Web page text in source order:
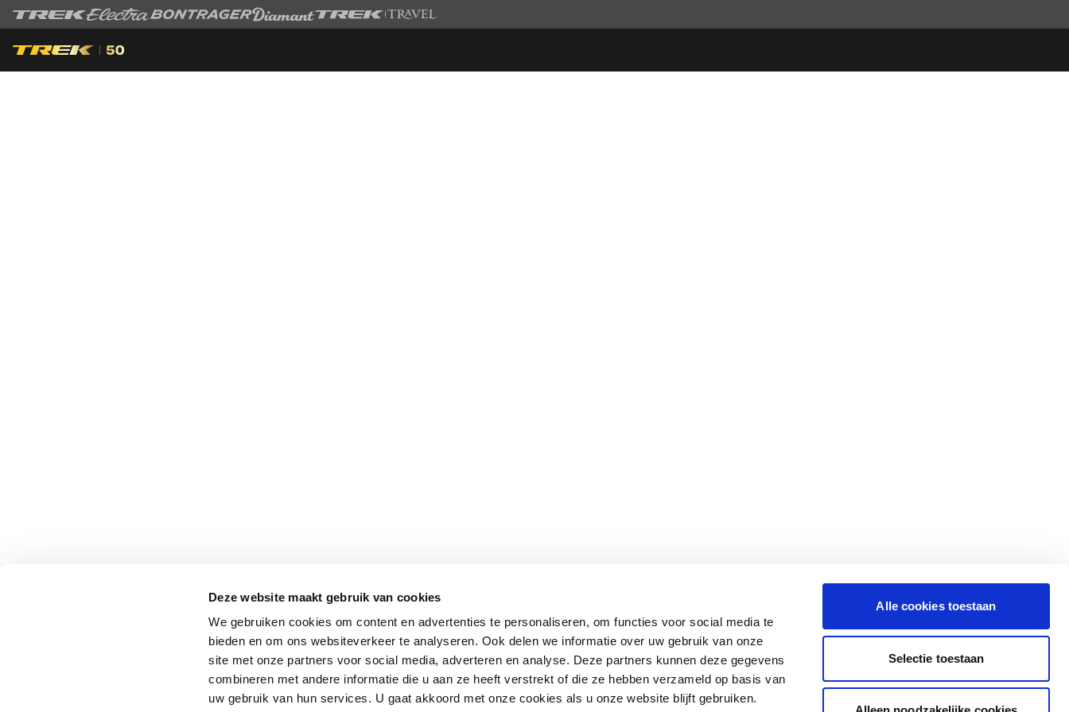
Deze website maakt gebruik van cookies
We gebruiken cookies om content en advertenties te personaliseren, om functies voor social media te
bieden en om ons websiteverkeer te analyseren. Ook delen we informatie over uw gebruik van onze
site met onze partners voor social media, adverteren en analyse. Deze partners kunnen deze gegevens
combineren met andere informatie die u aan ze heeft verstrekt of die ze hebben verzameld op basis van
uw gebruik van hun services. U gaat akkoord met onze cookies als u onze website blijft gebruiken.
Alle cookies toestaan
Selectie toestaan